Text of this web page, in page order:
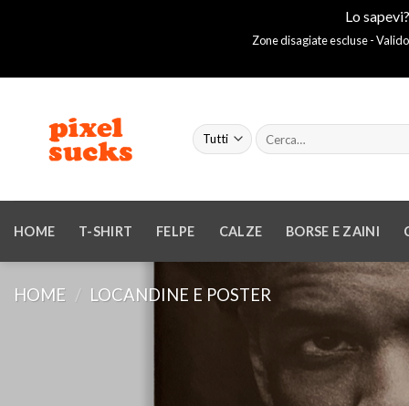
Lo
Zone disagiate escluse -
contenuti
Cerca:
HOME T-SHIRT FELPE CALZE BORSE E ZAINI
HOME / LOCANDINE E POSTER